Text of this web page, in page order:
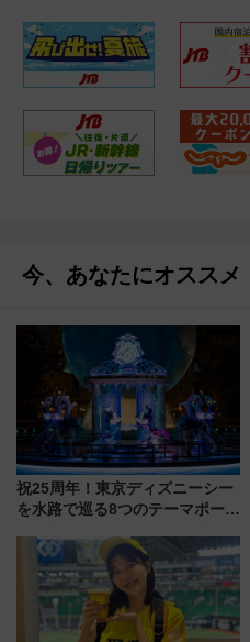
今、あなたにオススメ
祝25周年！東京ディズニーシー
を水路で巡る8つのテーマポート